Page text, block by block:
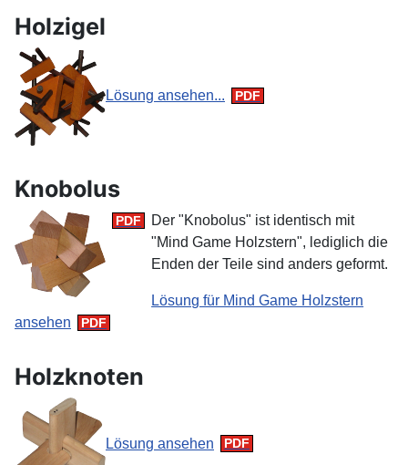
Holzigel
Lösung ansehen...
Knobolus
Der "Knobolus" ist identisch mit
"Mind Game Holzstern", lediglich die
Enden der Teile sind anders geformt.
Lösung für Mind Game Holzstern
ansehen
Holzknoten
Lösung ansehen